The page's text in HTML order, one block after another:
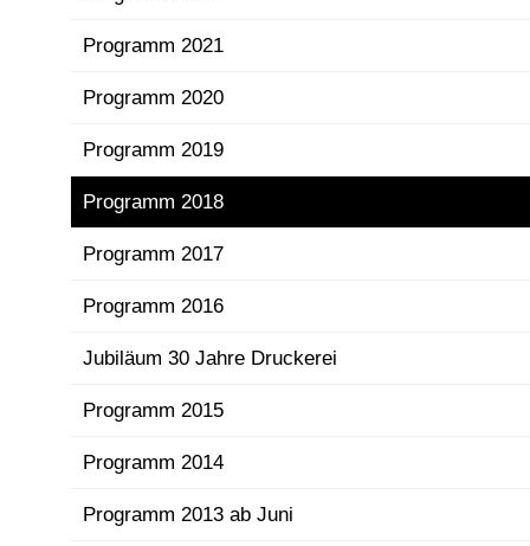
Programm 2021
Programm 2020
Programm 2019
Programm 2018
Programm 2017
Programm 2016
Jubiläum 30 Jahre Druckerei
Programm 2015
Programm 2014
Programm 2013 ab Juni